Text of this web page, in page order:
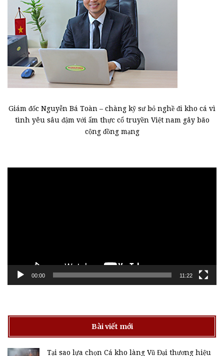
Giám đốc Nguyễn Bá Toàn – chàng kỹ sư bỏ nghề đi kho cá vì
tình yêu sâu đậm với ẩm thực cổ truyền Việt nam gây bão
cộng đồng mạng
00:00 11:22
Bài viết mới
Tại sao lựa chọn Cá kho làng Vũ Đại thương hiệu